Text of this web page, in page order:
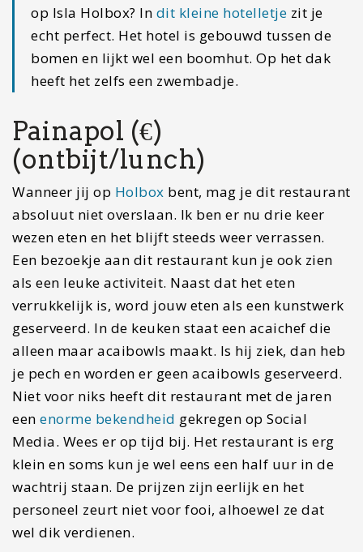
op Isla Holbox? In dit kleine hotelletje zit je
echt perfect. Het hotel is gebouwd tussen de
bomen en lijkt wel een boomhut. Op het dak
heeft het zelfs een zwembadje.
Painapol (€)
(ontbijt/lunch)
Wanneer jij op Holbox bent, mag je dit restaurant
absoluut niet overslaan. Ik ben er nu drie keer
wezen eten en het blijft steeds weer verrassen.
Een bezoekje aan dit restaurant kun je ook zien
als een leuke activiteit. Naast dat het eten
verrukkelijk is, word jouw eten als een kunstwerk
geserveerd. In de keuken staat een acaichef die
alleen maar acaibowls maakt. Is hij ziek, dan heb
je pech en worden er geen acaibowls geserveerd.
Niet voor niks heeft dit restaurant met de jaren
een enorme bekendheid gekregen op Social
Media. Wees er op tijd bij. Het restaurant is erg
klein en soms kun je wel eens een half uur in de
wachtrij staan. De prijzen zijn eerlijk en het
personeel zeurt niet voor fooi, alhoewel ze dat
wel dik verdienen.